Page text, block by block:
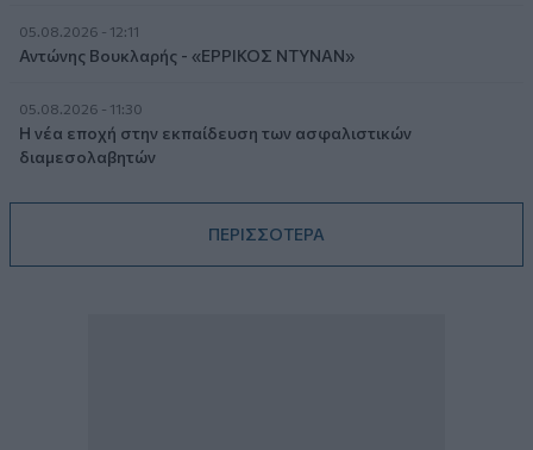
05.08.2026 - 12:11
Αντώνης Βουκλαρής - «ΕΡΡΙΚΟΣ ΝΤΥΝΑΝ»
05.08.2026 - 11:30
Η νέα εποχή στην εκπαίδευση των ασφαλιστικών
διαμεσολαβητών
ΠΕΡΙΣΣΟΤΕΡΑ